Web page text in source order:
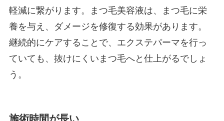
軽減に繋がります。まつ毛美容液は、まつ毛に栄
養を与え、ダメージを修復する効果があります。
継続的にケアすることで、エクステパーマを行っ
ていても、抜けにくいまつ毛へと仕上がるでしょ
う。
施術時間が長い